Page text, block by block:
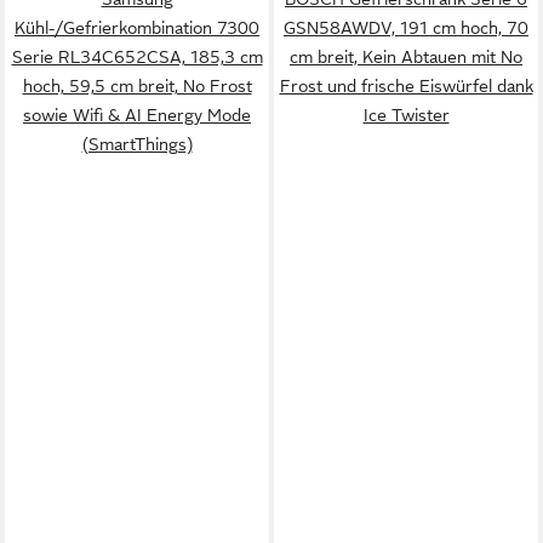
Kühl-/Gefrierkombination 7300
Serie RL34C652CSA, 185,3 cm
hoch, 59,5 cm breit, No Frost
sowie Wifi & AI Energy Mode
(SmartThings)
GSN58AWDV, 191 cm hoch, 70
cm breit, Kein Abtauen mit No
Frost und frische Eiswürfel dank
Ice Twister